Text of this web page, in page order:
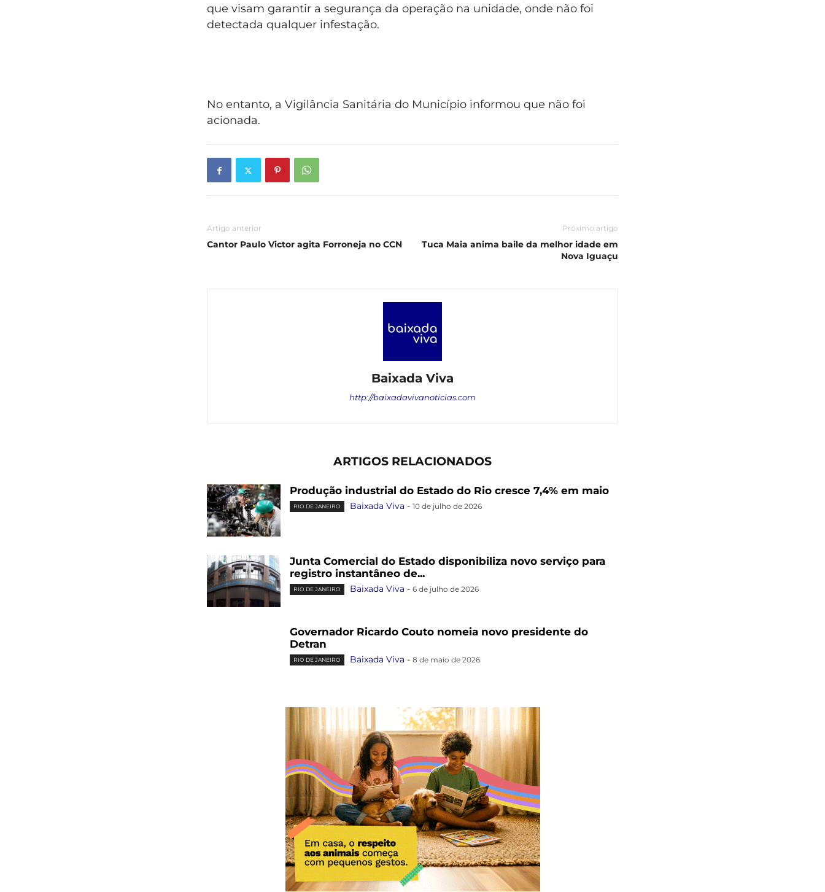
que visam garantir a segurança da operação na unidade, onde não foi
detectada qualquer infestação.
No entanto, a Vigilância Sanitária do Município informou que não foi
acionada.
Artigo anterior
Cantor Paulo Victor agita Forroneja no CCN
Próximo artigo
Tuca Maia anima baile da melhor idade em
Nova Iguaçu
Baixada Viva
http://baixadavivanoticias.com
ARTIGOS RELACIONADOS
Produção industrial do Estado do Rio cresce 7,4% em maio
RIO DE JANEIRO Baixada Viva - 10 de julho de 2026
Junta Comercial do Estado disponibiliza novo serviço para
registro instantâneo de...
RIO DE JANEIRO Baixada Viva - 6 de julho de 2026
Governador Ricardo Couto nomeia novo presidente do
Detran
RIO DE JANEIRO Baixada Viva - 8 de maio de 2026